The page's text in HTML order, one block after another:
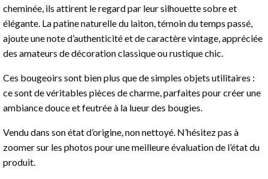
cheminée, ils attirent le regard par leur silhouette sobre et
élégante. La patine naturelle du laiton, témoin du temps passé,
ajoute une note d’authenticité et de caractère vintage, appréciée
des amateurs de décoration classique ou rustique chic.
Ces bougeoirs sont bien plus que de simples objets utilitaires :
ce sont de véritables pièces de charme, parfaites pour créer une
ambiance douce et feutrée à la lueur des bougies.
Vendu dans son état d’origine, non nettoyé. N’hésitez pas à
zoomer sur les photos pour une meilleure évaluation de l’état du
produit.